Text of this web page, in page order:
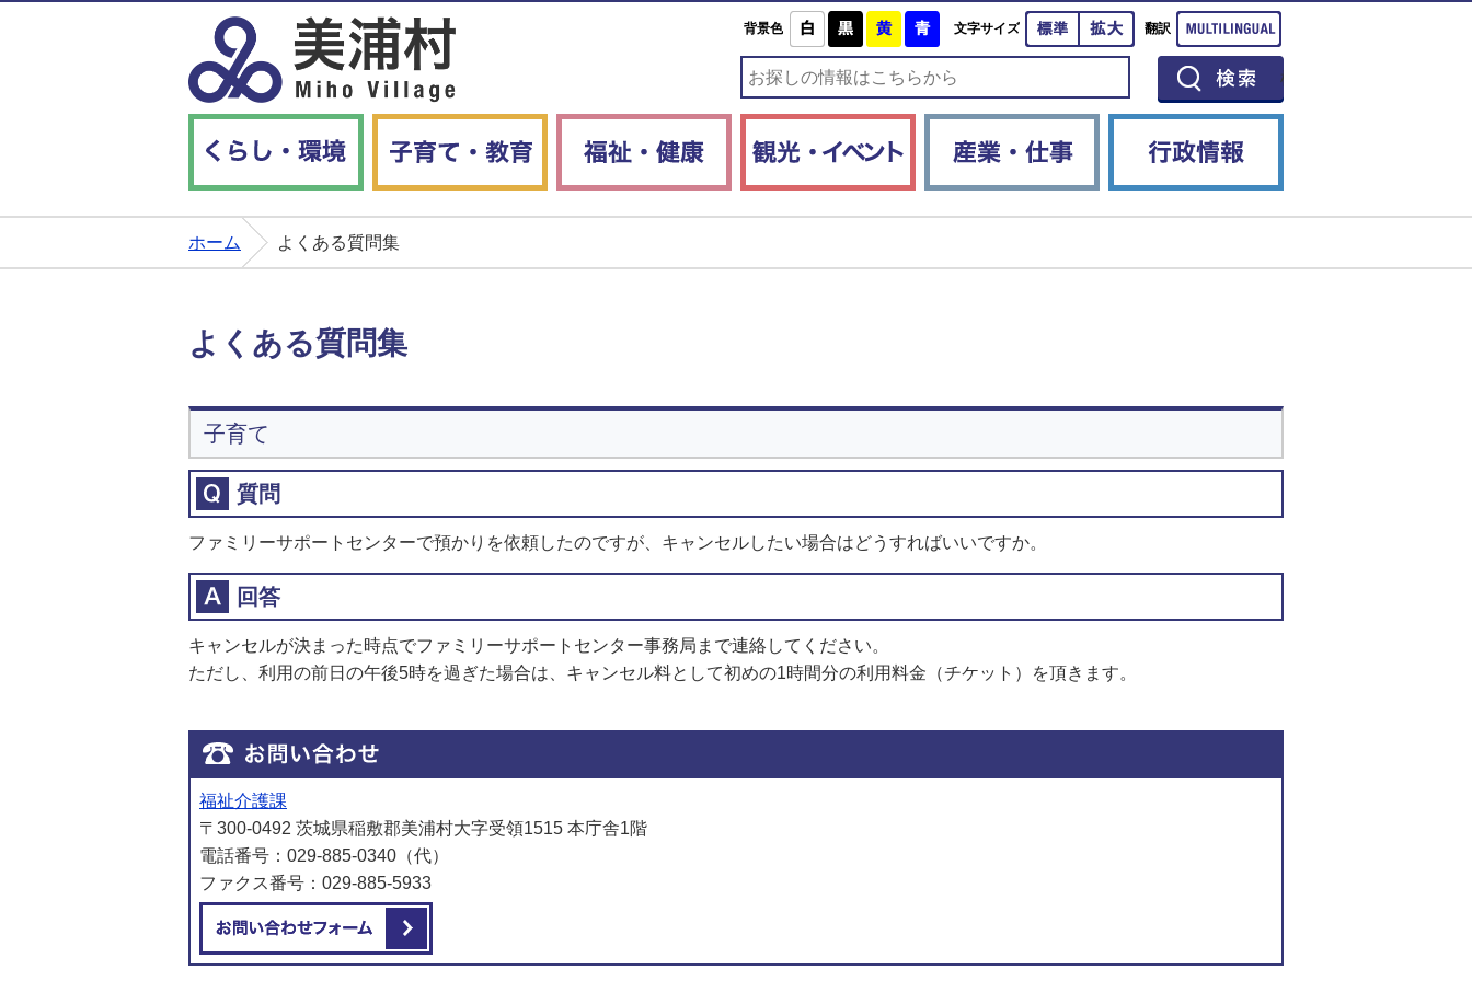
背景色 白 黒 黄 青文字サイズ 標準 拡大
翻訳
ホーム よくある質問集
よくある質問集
子育て
質問
ファミリーサポートセンターで預かりを依頼したのですが、キャンセルしたい場合はどうすればいいですか。
回答
キャンセルが決まった時点でファミリーサポートセンター事務局まで連絡してください。
ただし、利用の前日の午後5時を過ぎた場合は、キャンセル料として初めの1時間分の利用料金（チケット）を頂きます。
福祉介護課
〒300-0492 茨城県稲敷郡美浦村大字受領1515 本庁舎1階
電話番号：029-885-0340（代）
ファクス番号：029-885-5933